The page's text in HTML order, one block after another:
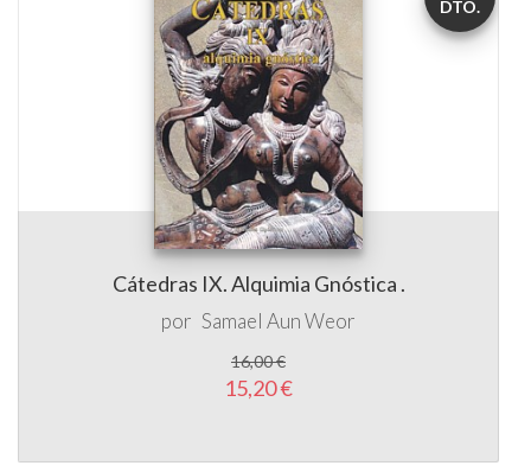
Cátedras IX. Alquimia Gnóstica .
por Samael Aun Weor
16,00 €
15,20 €
DTO.